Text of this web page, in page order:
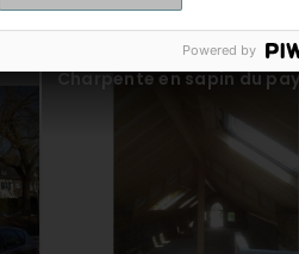
Charpente en sapin du
Powered by